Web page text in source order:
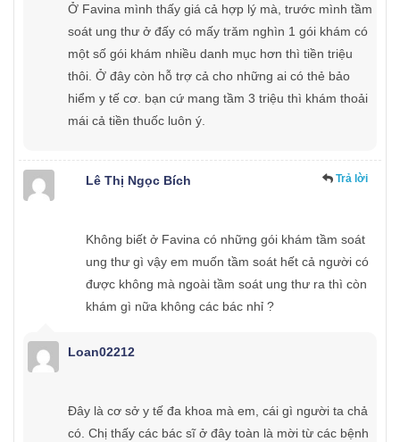
Ở Favina mình thấy giá cả hợp lý mà, trước mình tầm
soát ung thư ở đấy có mấy trăm nghìn 1 gói khám có
một số gói khám nhiều danh mục hơn thì tiền triệu
thôi. Ở đây còn hỗ trợ cả cho những ai có thẻ bảo
hiểm y tế cơ. bạn cứ mang tầm 3 triệu thì khám thoải
mái cả tiền thuốc luôn ý.
Lê Thị Ngọc Bích Trả lời
Không biết ở Favina có những gói khám tầm soát
ung thư gì vậy em muốn tầm soát hết cả người có
được không mà ngoài tầm soát ung thư ra thì còn
khám gì nữa không các bác nhỉ ?
Loan02212
Đây là cơ sở y tế đa khoa mà em, cái gì người ta chả
có. Chị thấy các bác sĩ ở đây toàn là mời từ các bệnh